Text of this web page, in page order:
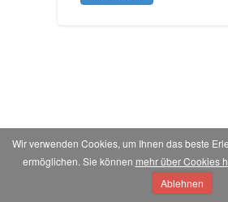
Wir verwenden Cookies, um Ihnen das beste
ermöglichen. Sie können mehr über Cookies
Ablehnen